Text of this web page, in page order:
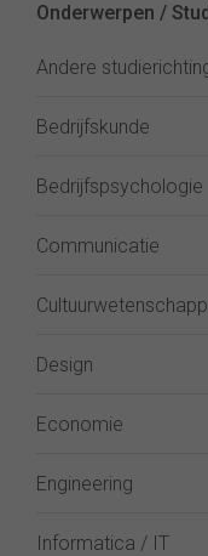
Onderwerpen /
Andere
Bedrijfskunde
Bedrijfspsychologie
Communicatie
Design
Economie
Engineering
Informatica / IT